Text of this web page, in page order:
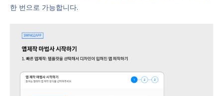
한 번으로 가능합니다.